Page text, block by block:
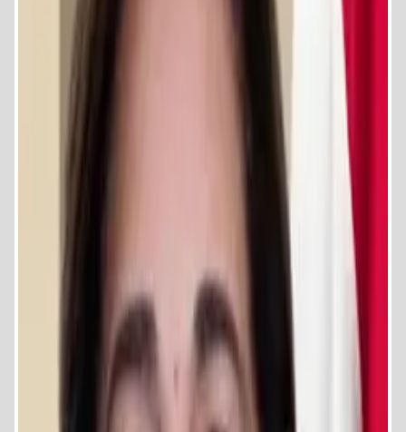
كرة اليد: المركز الثاني في بطولات الجمهورية وعضو المنتخب القومي
للناشئات.
ألعاب القوى: بطلة مصر في الوثب العالي والطويل تحت 15 و18 سنة.
المجال التدريبي
حاصلة على الشهادة الدولية (المستوى الأول).
قادت فريق نادي سموحة والمركز الثالث للدوري الممتاز سيدات.
والمركز الثالث للدوري الممتاز سيدات.
للتواصل :